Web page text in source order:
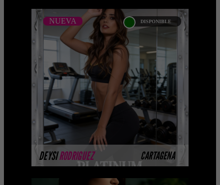
DEYSIRODRIGUEZ CARTAGENA
NUEVA DISPONIBLE
DEYSI RODRIGUEZ -
CATALOGO PLATINO
NUEVA
Platinum Esta modelo pertenece a
nuestro Catálogo Privado Platinum.
Selección privada de modelos con un
nivel de belleza y perform ...
MÁS INFORMACIÓN